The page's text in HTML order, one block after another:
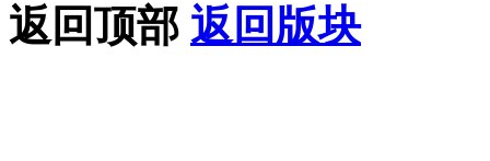
返回顶部 返回版块